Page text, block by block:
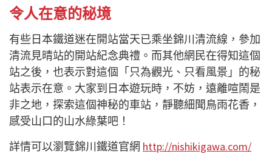
令人在意的秘境
有些日本鐵道迷在開站當天已乘坐錦川清流線，參加
清流見晴站的開站紀念典禮。而其他網民在得知這個
站之後，也表示對這個「只為觀光、只看風景」的秘
站表示在意。大家到日本遊玩時，不妨，遠離喧鬧是
非之地，探索這個神秘的車站，靜聽細聞鳥雨花香，
感受山口的山水綠葉吧！
詳情可以瀏覽錦川鐵道官網 http://nishikigawa.com/